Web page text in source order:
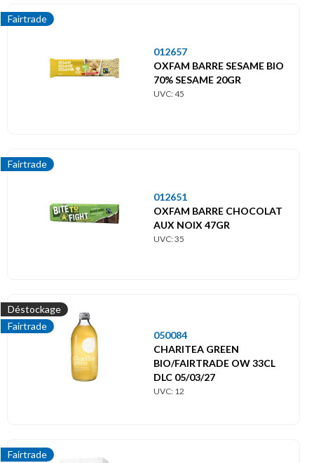
Fairtrade
012657
OXFAM BARRE SESAME BIO
70% SESAME 20GR
UVC: 45
Fairtrade
012651
OXFAM BARRE CHOCOLAT
AUX NOIX 47GR
UVC: 35
Déstockage
Fairtrade
050084
CHARITEA GREEN
BIO/FAIRTRADE OW 33CL
DLC 05/03/27
UVC: 12
Fairtrade